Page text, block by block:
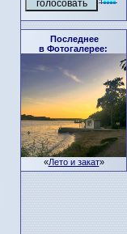
Последнее
в Фотогалерее:
«Лето и закат»